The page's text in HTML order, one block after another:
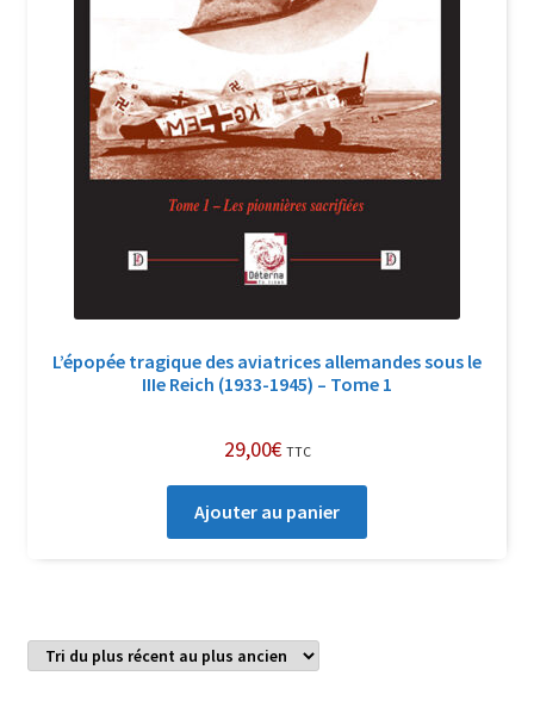
Politique de confidentialité et cookies
Qui sommes-nous ?
Soutien à Philippe Randa
Suivi de la Commande
L’épopée tragique des aviatrices allemandes sous le
IIIe Reich (1933-1945) – Tome 1
29,00€ TTC
Ajouter au panier